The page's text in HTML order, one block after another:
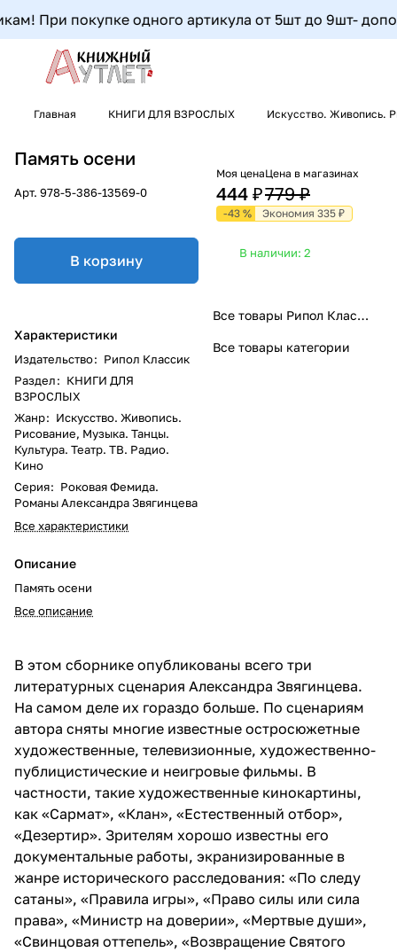
При покупке одного артикула от 5шт до 9шт-
Главная КНИГИ ДЛЯ ВЗРОСЛЫХ Искусство. Живопись.
Память осени
Арт. 978-5-386-13569-0
В корзину
Характеристики
Издательство: Рипол Классик
Раздел: КНИГИ ДЛЯ
ВЗРОСЛЫХ
Жанр: Искусство. Живопись.
Рисование, Музыка. Танцы.
Культура. Театр. ТВ. Радио.
Кино
Серия: Роковая Фемида.
Романы Александра Звягинцева
Все характеристики
Описание
Память осени
Все описание
Моя цена
444 ₽
Цена в магазинах
779 ₽
-43 % Экономия 335 ₽
В наличии: 2
Все товары Рипол Классик
Все товары категории
В этом сборнике опубликованы всего три
литературных сценария Александра Звягинцева.
На самом деле их гораздо больше. По сценариям
автора сняты многие известные остросюжетные
художественные, телевизионные, художественно-
публицистические и неигровые фильмы. В
частности, такие художественные кинокартины,
как «Сармат», «Клан», «Естественный отбор»,
«Дезертир». Зрителям хорошо известны его
документальные работы, экранизированные в
жанре исторического расследования: «По следу
сатаны», «Правила игры», «Право силы или сила
права», «Министр на доверии», «Мертвые души»,
«Свинцовая оттепель», «Возвращение Святого